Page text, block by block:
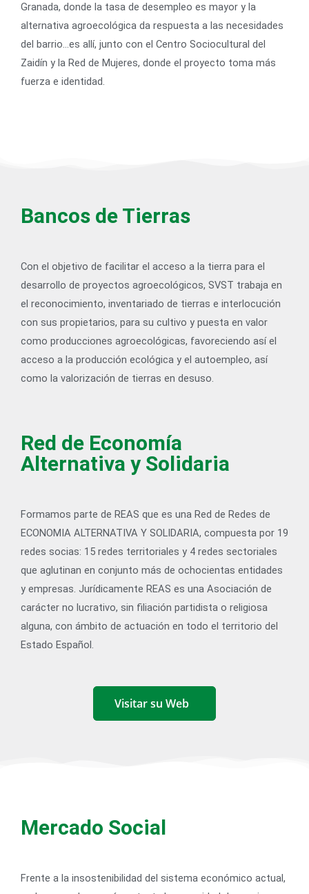
Granada, donde la tasa de desempleo es mayor y la
alternativa agroecológica da respuesta a las necesidades
del barrio…es allí, junto con el Centro Sociocultural del
Zaidín y la Red de Mujeres, donde el proyecto toma más
fuerza e identidad.
Bancos de Tierras
Con el objetivo de facilitar el acceso a la tierra para el
desarrollo de proyectos agroecológicos, SVST trabaja en
el reconocimiento, inventariado de tierras e interlocución
con sus propietarios, para su cultivo y puesta en valor
como producciones agroecológicas, favoreciendo así el
acceso a la producción ecológica y el autoempleo, así
como la valorización de tierras en desuso.
Red de Economía
Alternativa y Solidaria
Formamos parte de REAS que es una Red de Redes de
ECONOMIA ALTERNATIVA Y SOLIDARIA, compuesta por 19
redes socias: 15 redes territoriales y 4 redes sectoriales
que aglutinan en conjunto más de ochocientas entidades
y empresas. Jurídicamente REAS es una Asociación de
carácter no lucrativo, sin filiación partidista o religiosa
alguna, con ámbito de actuación en todo el territorio del
Estado Español.
Visitar su Web
Mercado Social
Frente a la insostenibilidad del sistema económico actual,